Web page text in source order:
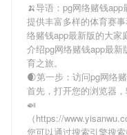
🍌导语： pg网络赌钱app
提供丰富多样的体育赛
络赌钱app最新版的大家
介绍pg网络赌钱app最新
育之旅。
🌒第一步：访问pg网络
首先，打开您的浏览器，
🍛
（https://
您可以通过搜索引擎搜索